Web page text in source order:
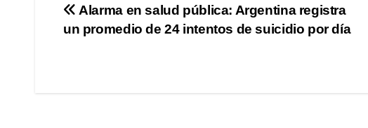
Navegación
de
Alarma en salud pública: Argentina registra
un promedio de 24 intentos de suicidio por día